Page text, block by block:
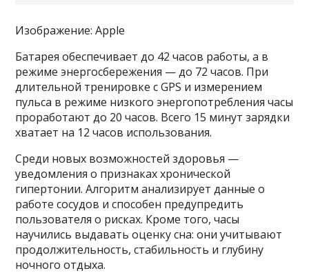
Изображение: Apple
Батарея обеспечивает до 42 часов работы, а в
режиме энергосбережения — до 72 часов. При
длительной тренировке с GPS и измерением
пульса в режиме низкого энергопотребления часы
проработают до 20 часов. Всего 15 минут зарядки
хватает на 12 часов использования.
Среди новых возможностей здоровья —
уведомления о признаках хронической
гипертонии. Алгоритм анализирует данные о
работе сосудов и способен предупредить
пользователя о рисках. Кроме того, часы
научились выдавать оценку сна: они учитывают
продолжительность, стабильность и глубину
ночного отдыха.